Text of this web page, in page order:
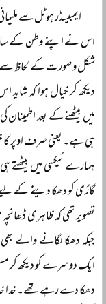
ایمبیسڈر ہوٹل سے
اس نے اپنے وطن کے ساتھ
شکل و صورت کے لحاظ سے
دیکھ کر خیال ہوا کہ شاید
میں بیٹھنے کے بعد اطمینان
ہی ہے۔ یعنی صرف اوپر کا
ہمارے ٹیکسی میں بیٹھتے
گاڑی کو دھکا دینے کے
تصویر تھی کہ ظاہری
جبکہ دھکا لگانے والے
ایک دوسرے کو دیکھ کر
دھکا دے رہے تھے۔ خدا